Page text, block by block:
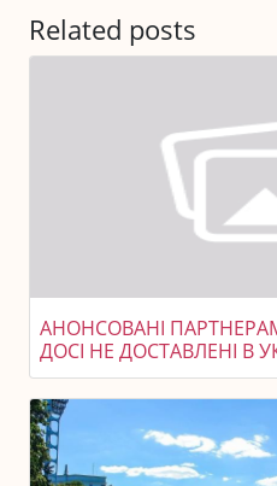
Related posts
АНОНСОВАНІ
ДОСІ НЕ ДОСТАВЛЕНІ В